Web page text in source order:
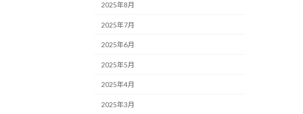
2025年8月
2025年7月
2025年6月
2025年5月
2025年4月
2025年3月